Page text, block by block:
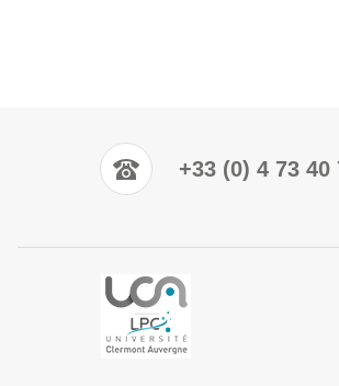
+33 (0) 4 73 40